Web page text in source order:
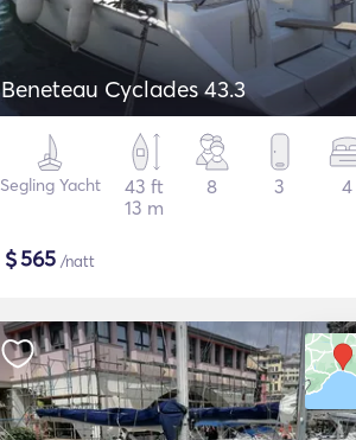
Beneteau Cyclades 43.3
Segling Yacht
43 ft
13 m
8 3 4
$565 /natt